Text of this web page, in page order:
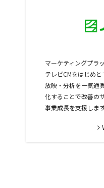
マーケティングプラ
テレビCMをはじめ
放映・分析を一気通
化することで改善の
事業成長を支援します